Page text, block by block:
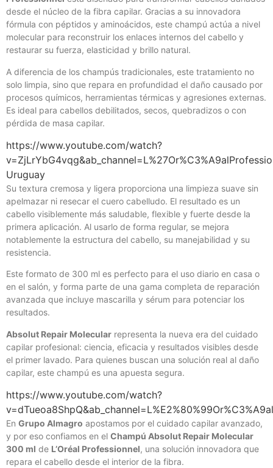
desde el núcleo de la fibra capilar. Gracias a su innovadora
fórmula con péptidos y aminoácidos, este champú actúa a nivel
molecular para reconstruir los enlaces internos del cabello y
restaurar su fuerza, elasticidad y brillo natural.
A diferencia de los champús tradicionales, este tratamiento no
solo limpia, sino que repara en profundidad el daño causado por
procesos químicos, herramientas térmicas y agresiones externas.
Es ideal para cabellos debilitados, secos, quebradizos o con
pérdida de masa capilar.
https://www.youtube.com/watch?
Uruguay
Su textura cremosa y ligera proporciona una limpieza suave sin
apelmazar ni resecar el cuero cabelludo. El resultado es un
cabello visiblemente más saludable, flexible y fuerte desde la
primera aplicación. Al usarlo de forma regular, se mejora
notablemente la estructura del cabello, su manejabilidad y su
resistencia.
Este formato de 300 ml es perfecto para el uso diario en casa o
en el salón, y forma parte de una gama completa de reparación
avanzada que incluye mascarilla y sérum para potenciar los
resultados.
Absolut Repair Molecular representa la nueva era del cuidado
capilar profesional: ciencia, eficacia y resultados visibles desde
el primer lavado. Para quienes buscan una solución real al daño
capilar, este champú es una apuesta segura.
https://www.youtube.com/watch?
En Grupo Almagro apostamos por el cuidado capilar avanzado,
y por eso confiamos en el Champú Absolut Repair Molecular
300 ml de L’Oréal Professionnel, una solución innovadora que
repara el cabello desde el interior de la fibra.